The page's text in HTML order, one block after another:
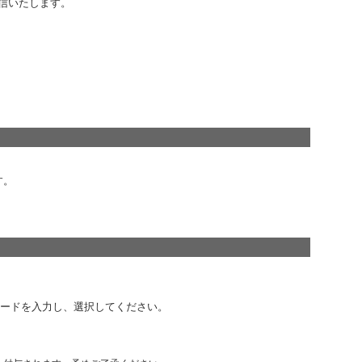
たします。
ドを入力し、選択してください。